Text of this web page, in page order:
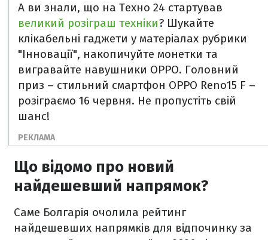
А ви знали, що на Техно 24 стартував
великий розіграш техніки? Шукайте
клікабельні гаджети у матеріалах рубрики
"Інновації", накопичуйте монетки та
вигравайте навушники OPPO. Головний
приз – стильний смартфон ОРРО Reno15 F –
розіграємо 16 червня. Не пропустіть свій
шанс!
Що відомо про новий
найдешевший напрямок?
Саме Болгарія очолила рейтинг
найдешевших напрямків для відпочинку за